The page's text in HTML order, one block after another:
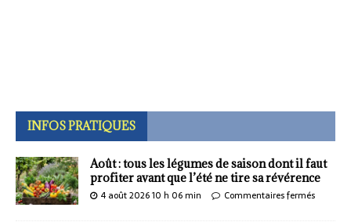
INFOS PRATIQUES
Août : tous les légumes de saison dont il faut
profiter avant que l’été ne tire sa révérence
4 août 2026 10 h 06 min Commentaires fermés